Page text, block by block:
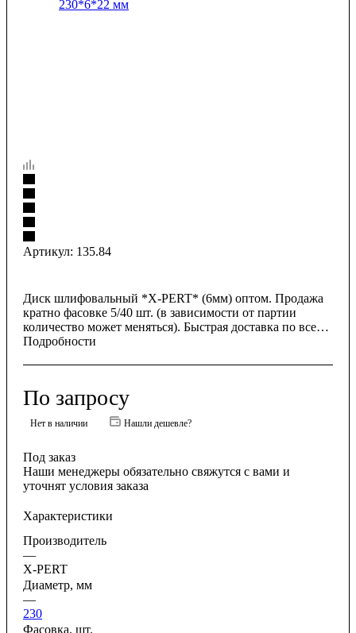
Артикул: 135.84
Диск шлифовальный *X-PERT* (6мм) оптом. Продажа
кратно фасовке 5/40 шт. (в зависимости от партии
количество может меняться). Быстрая доставка по всей
России.
Подробности
По запросу
Нет в наличии Нашли дешевле?
Под заказ
Наши менеджеры обязательно свяжутся с вами и
уточнят условия заказа
Характеристики
Производитель
—
X-PERT
Диаметр, мм
—
230
Фасовка, шт.